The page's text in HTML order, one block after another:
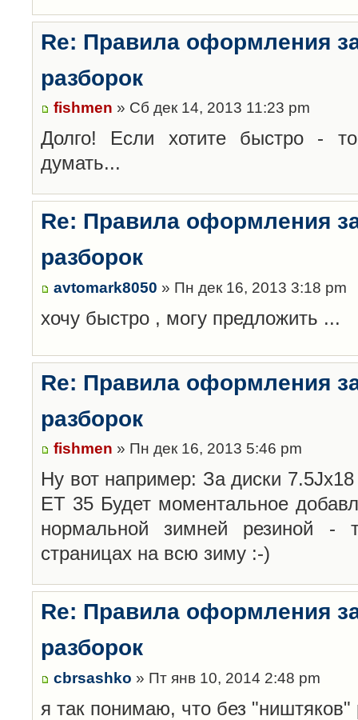
Re: Правила оформления
разборок
fishmen » Сб дек 14, 2013 11:23 pm
Долго! Если хотите быстро -
думать...
Re: Правила оформления
разборок
avtomark8050 » Пн дек 16, 2013 3:18 pm
хочу быстро , могу предложить ...
Re: Правила оформления
разборок
fishmen » Пн дек 16, 2013 5:46 pm
Ну вот например: За диски
ET 35 Будет моментальное
нормальной зимней резиной
страницах на всю зиму :-)
Re: Правила оформления
разборок
cbrsashko » Пт янв 10, 2014 2:48 pm
я так понимаю, что без "ништяков"